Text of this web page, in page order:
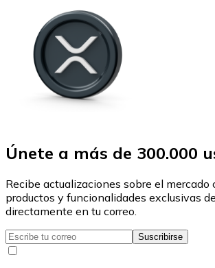
Únete a más de 300.000
Recibe actualizaciones sobre el mercado
productos y funcionalidades exclusivas
directamente en tu correo.
Suscribirse